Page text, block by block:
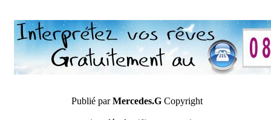
Publié parMercedes.GCopyright